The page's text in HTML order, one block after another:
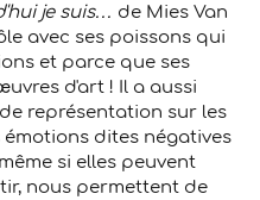
je suis… de Mies Van
avec ses poissons qui
et parce que ses
d'art ! Il a aussi
représentation sur les
dites négatives
si elles peuvent
nous permettent de